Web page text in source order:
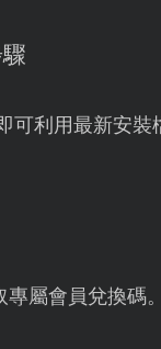
利用最新安裝
屬會員兌換碼。